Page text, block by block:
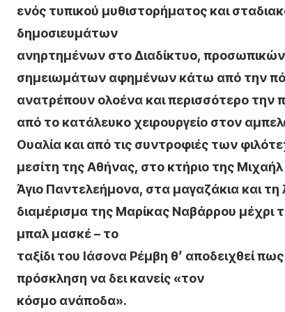
ενός τυπικού μυθιστορήματος και
δημοσιευμάτων
ανηρτημένων στο Διαδίκτυο, προσωπικών
σημειωμάτων αφημένων κάτω από την
ανατρέπουν ολοένα και περισσότερο την
από το κατάλευκο χειρουργείο στον
Ουαλία και από τις συντροφιές των
μεσίτη της Αθήνας, στο κτήριο της
Άγιο Παντελεήμονα, στα μαγαζάκια και τη
διαμέρισμα της Μαρίκας Ναβάρρου μέχρι
μπαλ μασκέ– το
ταξίδι του Ιάσονα Ρέμβη θ’ αποδειχθεί πως
πρόσκληση να δει κανείς «τον
κόσμο ανάποδα».